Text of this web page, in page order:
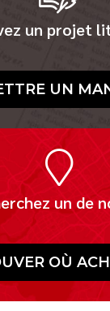
un projet
UN
un de
OÙ